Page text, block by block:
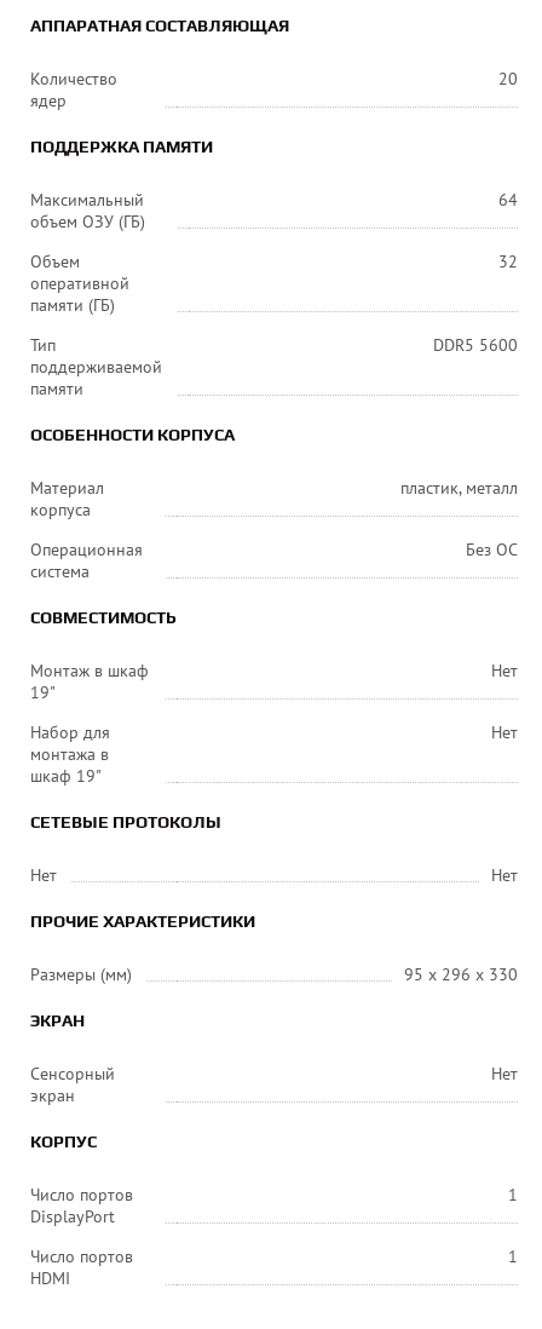
АППАРАТНАЯ СОСТАВЛЯЮЩАЯ
Количество
ядер
20
ПОДДЕРЖКА ПАМЯТИ
Максимальный
объем ОЗУ (ГБ)
64
Объем
оперативной
памяти (ГБ)
32
Тип
поддерживаемой
памяти
DDR5 5600
ОСОБЕННОСТИ КОРПУСА
Материал
корпуса
пластик, металл
Операционная
система
Без ОС
СОВМЕСТИМОСТЬ
Монтаж в шкаф
19"
Нет
Набор для
монтажа в
шкаф 19"
Нет
СЕТЕВЫЕ ПРОТОКОЛЫ
Нет Нет
ПРОЧИЕ ХАРАКТЕРИСТИКИ
Размеры (мм) 95 x 296 x 330
ЭКРАН
Сенсорный
экран
Нет
КОРПУС
Число портов
DisplayPort
1
Число портов
HDMI
1